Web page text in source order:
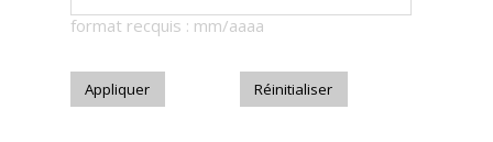
Télécharger
format recquis : mm/aaaa